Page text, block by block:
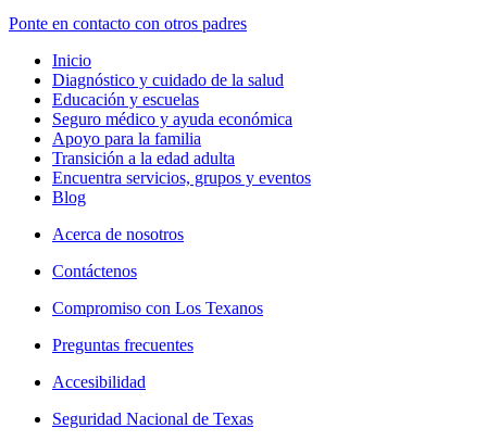
Ponte en contacto con otros padres
Inicio
Diagnóstico y cuidado de la salud
Educación y escuelas
Seguro médico y ayuda económica
Apoyo para la familia
Transición a la edad adulta
Encuentra servicios, grupos y eventos
Blog
Acerca de nosotros
Contáctenos
Compromiso con Los Texanos
Preguntas frecuentes
Accesibilidad
Seguridad Nacional de Texas